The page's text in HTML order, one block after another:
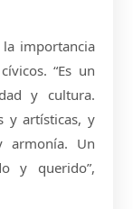
importancia
“Es un
y cultura.
y artísticas, y
armonía. Un
y querido”,